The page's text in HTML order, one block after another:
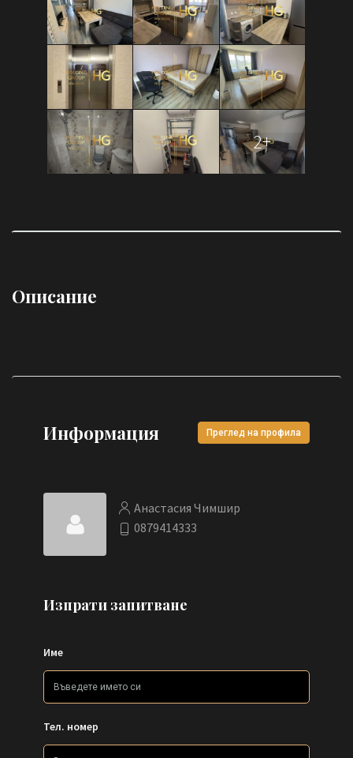
2+
Описание
Информация Преглед на профила
Анастасия Чимшир
0879414333
Изпрати запитване
Име
Тел. номер